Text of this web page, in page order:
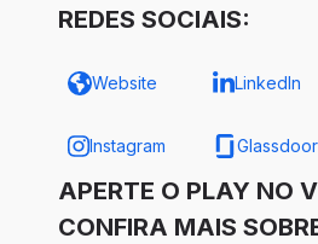
REDES SOCIAIS:
Website LinkedIn
Instagram Glassdoor
APERTE O PLAY NO
CONFIRA MAIS